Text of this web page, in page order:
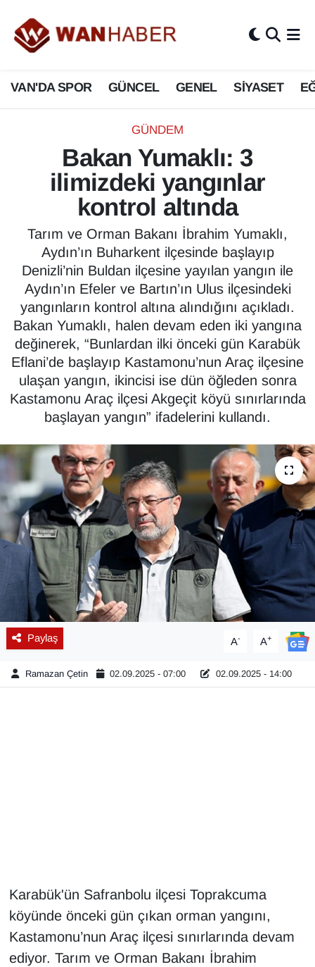
VAN'DA SPOR GÜNCEL GENEL SİYASET
GÜNDEM
Bakan Yumaklı: 3
ilimizdeki yangınlar
kontrol altında
Tarım ve Orman Bakanı İbrahim Yumaklı,
Aydın’ın Buharkent ilçesinde başlayıp
Denizli’nin Buldan ilçesine yayılan yangın ile
Aydın’ın Efeler ve Bartın’ın Ulus ilçesindeki
yangınların kontrol altına alındığını açıkladı.
Bakan Yumaklı, halen devam eden iki yangına
değinerek, “Bunlardan ilki önceki gün Karabük
Eflani’de başlayıp Kastamonu’nun Araç ilçesine
ulaşan yangın, ikincisi ise dün öğleden sonra
Kastamonu Araç ilçesi Akgeçit köyü sınırlarında
başlayan yangın” ifadelerini kullandı.
Paylaş A- A+
Ramazan Çetin 02.09.2025 - 07:00 02.09.2025 - 14:00
Karabük'ün Safranbolu ilçesi Toprakcuma
köyünde önceki gün çıkan orman yangını,
Kastamonu’nun Araç ilçesi sınırlarında devam
ediyor. Tarım ve Orman Bakanı İbrahim
3.SAYFA
ASAYİŞ
BİLİM VE TEKNOLOJİ
Biyografi
Bölge Haberleri
ÇEVRE
Deprem
Dernekler, Odalar
Diğer
DÜNYA
EĞİTİM
EKONOMİ
Eleman
Emlak
En çok konuşulanlar
GENEL
Güncel
Kültür & Sanat
KURDÎ
Van Nöbetçi Eczaneler
Van Hava Durumu
Van Namaz Vakitleri
Van Trafik Yoğunluk Haritası
Süper Lig Puan Durumu ve Fikstür
Tüm Manşetler
Son Dakika Haberleri
Haber Arşivi